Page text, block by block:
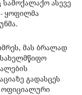
სამოქალაქო ასევე
ყოფილმა
მას ბრალად
გადასცეს
ოფიციალური